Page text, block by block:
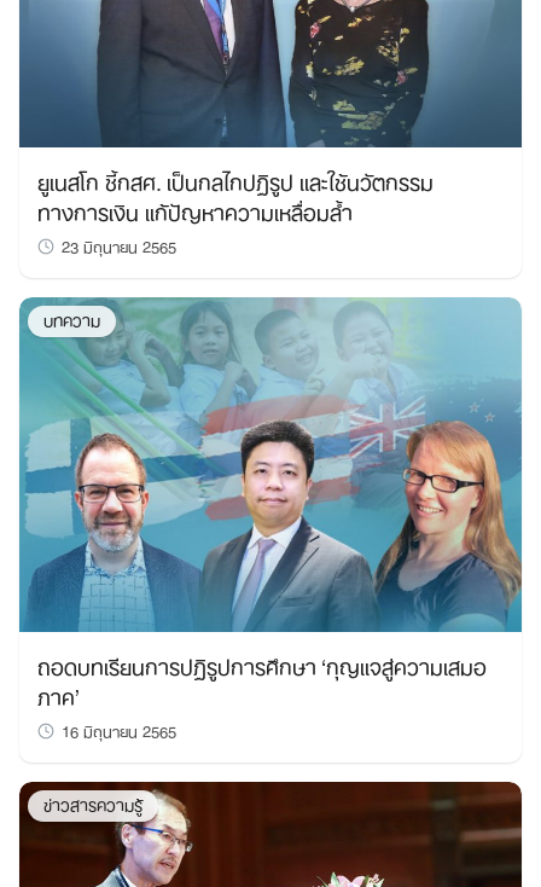
ยูเนสโก ชี้กสศ. เป็นกลไกปฏิรูป และใช้นวัตกรรม
ทางการเงิน แก้ปัญหาความเหลื่อมล้ำ
23 มิถุนายน 2565
บทความ
ถอดบทเรียนการปฏิรูปการศึกษา ‘กุญแจสู่ความเสมอ
ภาค’
16 มิถุนายน 2565
ข่าวสารความรู้